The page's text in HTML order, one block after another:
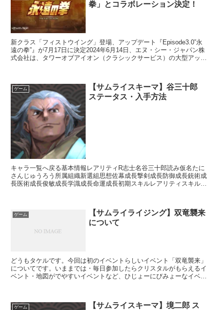
拳」とコラボレーション決定！
新クラス「フィストウイング」登場、アップデート『Episode3.0”永
遠の拳”』が7月17日に決定2024年6月14日、エヌ・シー・ジャパン株
式会社は、タワーオブアイオン（クラシックサービス）の大型アップ
ゲーム
【サムライスキーマ】谷三十郎
ステータス・入手方法
キャラ一覧へ戻る基本情報レアリティR志士名谷三十郎読み仮名たに
さんじゅうろう所属組織新選組思想佐幕成長撃剣成長防御成長銃術成
長医術成長俊敏成長学識成長命運成長初期スキルレアリティスキル名
ゲーム
【サムライライジング】双竜襲来
について
どうもタケルです。今回は初のイベントらしいイベント「双竜襲来」
についてです。いままでは・毎日参加したらクリスタルがもらえるイ
ベント・地図がでやすいイベントなど、ひじょーにびみょーなイベン
ゲーム
【サムライスキーマ】境二郎 ス